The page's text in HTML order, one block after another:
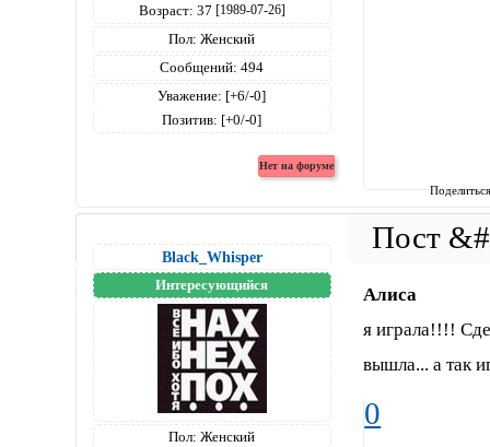
Возраст: 37 [1989-07-26]
Пол: Женский
Сообщений: 494
Уважение: [+6/-0]
Позитив: [+0/-0]
Black_Whisper
Интересующийся
Пол: Женский
Алиса
я играла!!!!
вышла... а так
0